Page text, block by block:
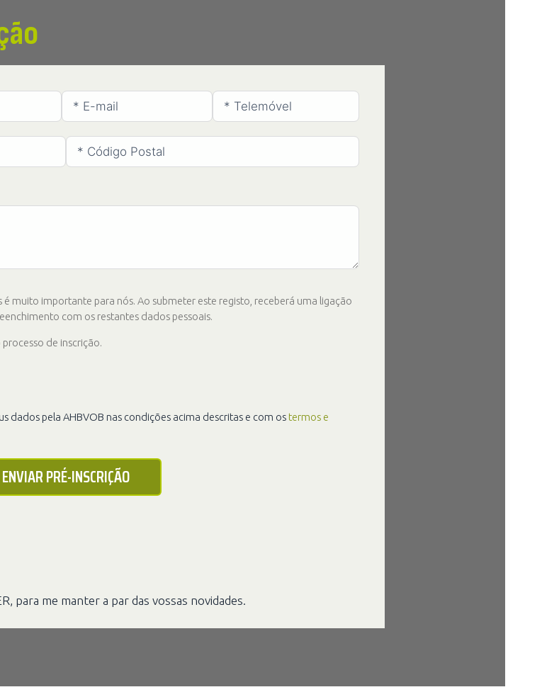
muito importante para nós. Ao submeter este registo, receberá uma ligação
com os restantes dados pessoais.
de inscrição.
dados pela AHBVOB nas condições acima descritas e com os termos e
ENVIAR PRÉ-INSCRIÇÃO
para me manter a par das vossas novidades.